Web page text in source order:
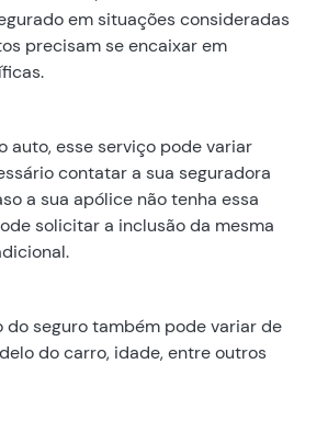
em situações consideradas
precisam se encaixar em
auto, esse serviço pode variar
contatar a sua seguradora
a sua apólice não tenha essa
solicitar a inclusão da mesma
do seguro também pode variar de
do carro, idade, entre outros